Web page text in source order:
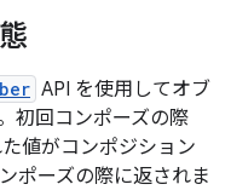
API を使用してオブ
初回コンポーズの際
値がコンポジション
ポーズの際に返されま